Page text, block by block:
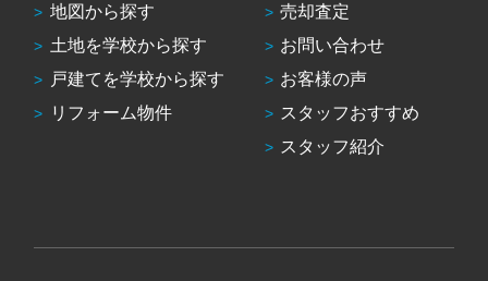
地図から探す
土地を学校から探す
戸建てを学校から探す
リフォーム物件
売却査定
お問い合わせ
お客様の声
スタッフおすすめ
スタッフ紹介